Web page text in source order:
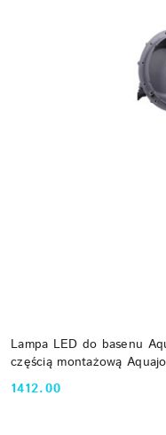
Lampa LED do basenu
częścią montażową
Cena:
1412.00